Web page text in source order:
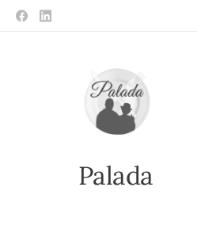
Palada